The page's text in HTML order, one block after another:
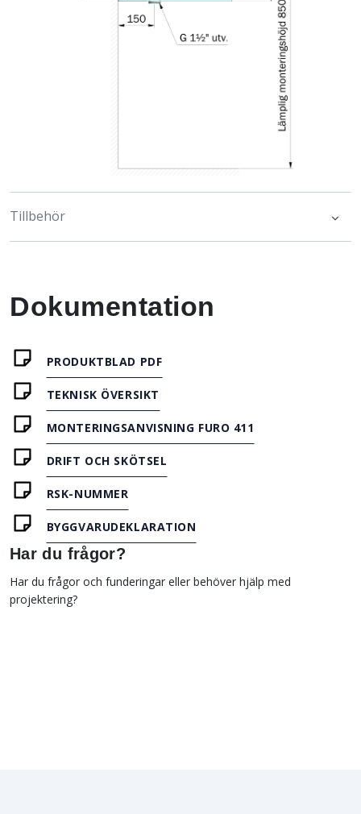
Tillbehör
Dokumentation
PRODUKTBLAD PDF
TEKNISK ÖVERSIKT
MONTERINGSANVISNING FURO 411
DRIFT OCH SKÖTSEL
RSK-NUMMER
BYGGVARUDEKLARATION
Har du frågor?
Har du frågor och funderingar eller behöver hjälp med
projektering?